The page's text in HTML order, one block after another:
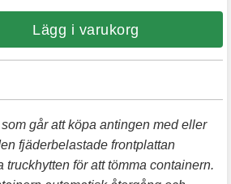
Lägg i varukorg
går att köpa antingen med eller
fjäderbelastade frontplattan
truckhytten för att tömma containern.